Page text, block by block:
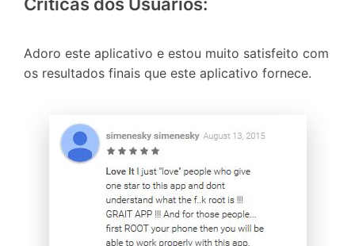
Críticas dos Usuários:
Adoro este aplicativo e estou muito satisfeito com
os resultados finais que este aplicativo fornece.